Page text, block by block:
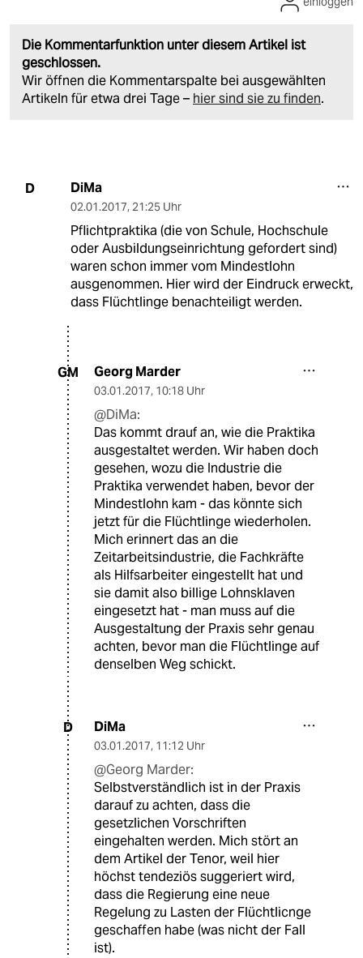
Die Kommentarfunktion unter diesem Artikel ist
geschlossen.
Wir öffnen die Kommentarspalte bei ausgewählten
Artikeln für etwa drei Tage – hier sind sie zu finden.
D DiMa
02.01.2017, 21:25 Uhr
Pflichtpraktika (die von Schule, Hochschule
oder Ausbildungseinrichtung gefordert sind)
waren schon immer vom Mindestlohn
ausgenommen. Hier wird der Eindruck erweckt,
dass Flüchtlinge benachteiligt werden.
GM Georg Marder
03.01.2017, 10:18 Uhr
@DiMa:
Das kommt drauf an, wie die Praktika
ausgestaltet werden. Wir haben doch
gesehen, wozu die Industrie die
Praktika verwendet haben, bevor der
Mindestlohn kam - das könnte sich
jetzt für die Flüchtlinge wiederholen.
Mich erinnert das an die
Zeitarbeitsindustrie, die Fachkräfte
als Hilfsarbeiter eingestellt hat und
sie damit also billige Lohnsklaven
eingesetzt hat - man muss auf die
Ausgestaltung der Praxis sehr genau
achten, bevor man die Flüchtlinge auf
denselben Weg schickt.
D DiMa
03.01.2017, 11:12 Uhr
@Georg Marder:
Selbstverständlich ist in der Praxis
darauf zu achten, dass die
gesetzlichen Vorschriften
eingehalten werden. Mich stört an
dem Artikel der Tenor, weil hier
höchst tendeziös suggeriert wird,
dass die Regierung eine neue
Regelung zu Lasten der Flüchtlicnge
geschaffen habe (was nicht der Fall
ist).